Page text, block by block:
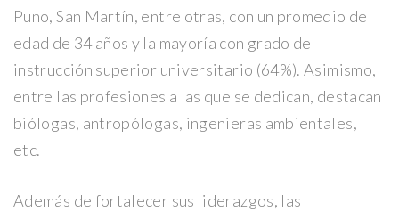
Puno, San Martín, entre otras, con un promedio de
edad de 34 años y la mayoría con grado de
instrucción superior universitario (64%). Asimismo,
entre las profesiones a las que se dedican, destacan
biólogas, antropólogas, ingenieras ambientales,
etc.
Además de fortalecer sus liderazgos, las